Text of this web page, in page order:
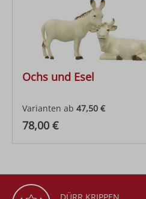
Ochs und Esel
Varianten ab 47,50 €
Regulärer Preis:
78,00 €